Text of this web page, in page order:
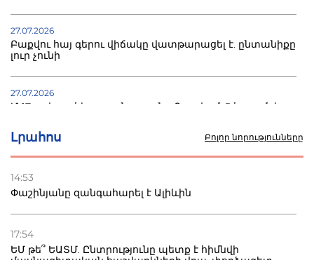
Լրահոս Բոլոր նորությունները
14:53
Փաշինյանը զանգահարել է Ալիևին
17:54
ԵՄ թե՞ ԵԱՏՄ. Ընտրությունը պետք է հիմնվի
27.07.2026
Բաքվու հայ գերու վիճակը վատթարացել է. ընտանիքը
լուր չունի
27.07.2026
Մ-17 աշխարհի առաջնությունը Բաքվում. 5 հայ ըմբիշ
22.07.2026
տուժածներ կան
21.07.2026
Դատվածություն ունեցող միգրանտներին կարգելվի
բնակվել Ռուսաստանում